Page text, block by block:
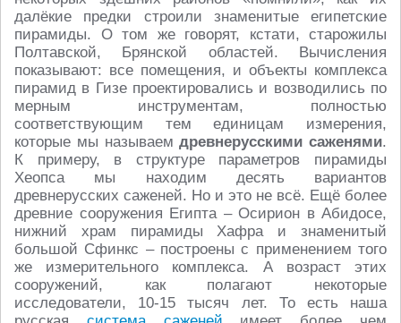
далёкие предки строили знаменитые египетские
пирамиды. О том же говорят, кстати, старожилы
Полтавской, Брянской областей. Вычисления
показывают: все помещения, и объекты комплекса
пирамид в Гизе проектировались и возводились по
мерным инструментам, полностью
соответствующим тем единицам измерения,
которые мы называемдревнерусскими саженями.
К примеру, в структуре параметров пирамиды
Хеопса мы находим десять вариантов
древнерусских саженей. Но и это не всё. Ещё более
древние сооружения Египта – Осирион в Абидосе,
нижний храм пирамиды Хафра и знаменитый
большой Сфинкс – построены с применением того
же измерительного комплекса. А возраст этих
сооружений, как полагают некоторые
исследователи, 10-15 тысяч лет. То есть наша